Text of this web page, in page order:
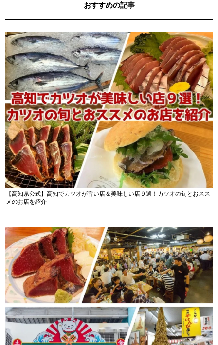
おすすめの記事
【高知県公式】高知でカツオが旨い店＆美味しい店９選！カツオの旬とおスス
メのお店を紹介